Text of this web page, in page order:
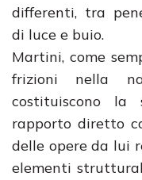
differenti, tra
di luce e buio.
Martini, come
frizioni nella
costituiscono la
rapporto diretto
delle opere da lui
elementi